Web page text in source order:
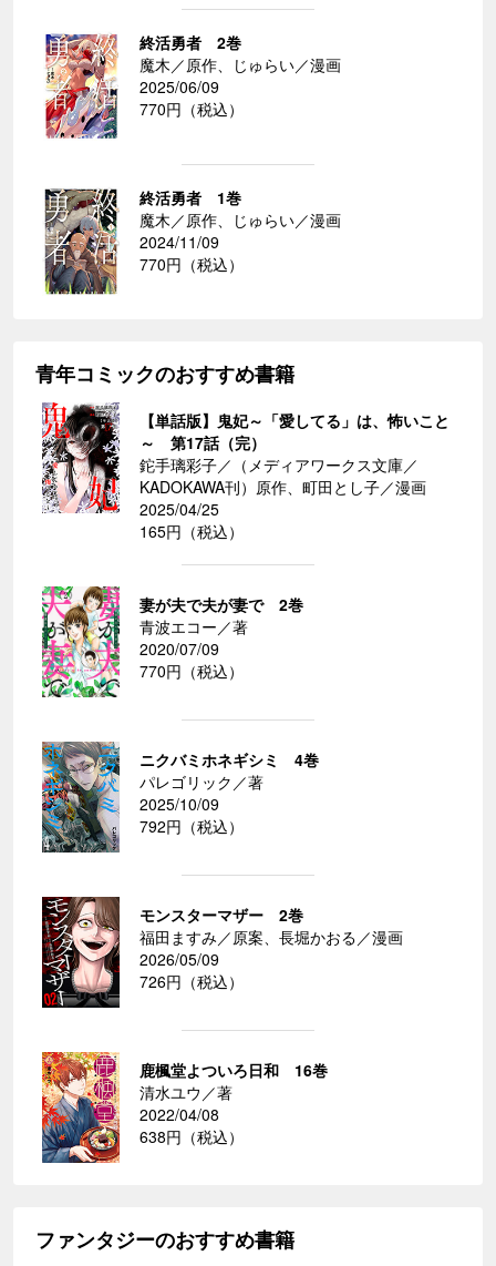
終活勇者 2巻
魔木／原作、じゅらい／漫画
2025/06/09
770円（税込）
終活勇者 1巻
魔木／原作、じゅらい／漫画
2024/11/09
770円（税込）
青年コミックのおすすめ書籍
【単話版】鬼妃～「愛してる」は、怖いこと
～ 第17話（完）
鉈手璃彩子／（メディアワークス文庫／
KADOKAWA刊）原作、町田とし子／漫画
2025/04/25
165円（税込）
妻が夫で夫が妻で 2巻
青波エコー／著
2020/07/09
770円（税込）
ニクバミホネギシミ 4巻
パレゴリック／著
2025/10/09
792円（税込）
モンスターマザー 2巻
福田ますみ／原案、長堀かおる／漫画
2026/05/09
726円（税込）
鹿楓堂よついろ日和 16巻
清水ユウ／著
2022/04/08
638円（税込）
ファンタジーのおすすめ書籍